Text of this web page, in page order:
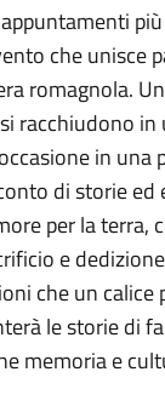
che unisce
romagnola.
racchiudono
in
di storie
per la
e
che un
le storie di
memoria e